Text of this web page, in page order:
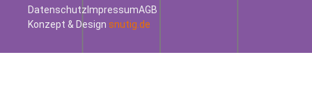
Datenschutz ImpressumAGB
Konzept & Design snutig.de